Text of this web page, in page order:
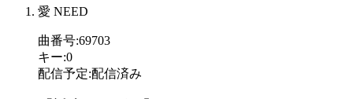
愛 NEED
曲番号:69703
キー:0
配信予定:配信済み